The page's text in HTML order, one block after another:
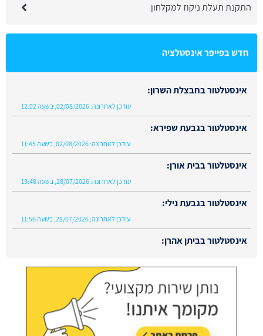
התקנת תעלת ניקוז למקלחון
חדש בפייפר אינסטלציה
אינסטלטור בחבצלת השרון:
עודכן לאחרונה: 02/08/2026, בשעה 12:02
אינסטלטור בגבעת שפירא:
עודכן לאחרונה: 02/08/2026, בשעה 11:45
אינסטלטור בבית אורן:
עודכן לאחרונה: 28/07/2026, בשעה 13:48
אינסטלטור בגבעת נילי:
עודכן לאחרונה: 28/07/2026, בשעה 11:56
אינסטלטור בביתן אהרן: